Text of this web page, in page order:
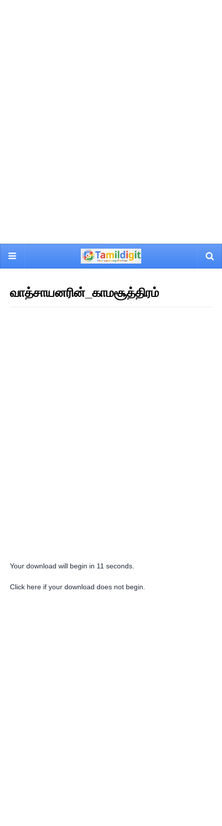
வாத்சாயனரின்_காமசூத்திரம்
Your download will begin in 10 seconds.
Click here if your download does not begin.